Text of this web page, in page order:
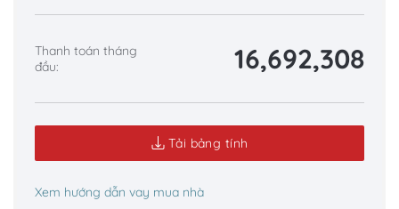
Thanh toán tháng
đầu:
16,692,308
Tải bảng tính
Xem hướng dẫn vay mua nhà